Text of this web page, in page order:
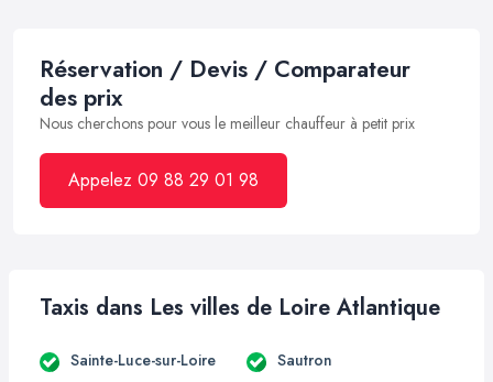
Réservation / Devis / Comparateur
des prix
Nous cherchons pour vous le meilleur chauffeur à petit prix
Appelez 09 88 29 01 98
Taxis dans Les villes de Loire Atlantique
Sainte-Luce-sur-Loire Sautron